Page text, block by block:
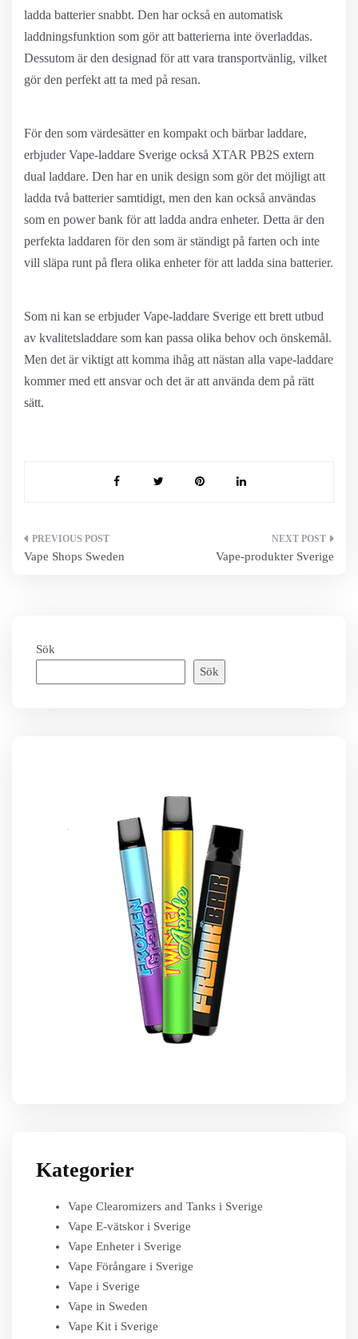
ladda batterier snabbt. Den har också en automatisk
laddningsfunktion som gör att batterierna inte överladdas.
Dessutom är den designad för att vara transportvänlig, vilket
gör den perfekt att ta med på resan.
För den som värdesätter en kompakt och bärbar laddare,
erbjuder Vape-laddare Sverige också XTAR PB2S extern
dual laddare. Den har en unik design som gör det möjligt att
ladda två batterier samtidigt, men den kan också användas
som en power bank för att ladda andra enheter. Detta är den
perfekta laddaren för den som är ständigt på farten och inte
vill släpa runt på flera olika enheter för att ladda sina batterier.
Som ni kan se erbjuder Vape-laddare Sverige ett brett utbud
av kvalitetsladdare som kan passa olika behov och önskemål.
Men det är viktigt att komma ihåg att nästan alla vape-laddare
kommer med ett ansvar och det är att använda dem på rätt
sätt.
Inläggsnavigering
Vape Shops Sweden Vape-produkter Sverige
Sök
Sök
Kategorier
Vape Clearomizers and Tanks i Sverige
Vape E-vätskor i Sverige
Vape Enheter i Sverige
Vape Förångare i Sverige
Vape i Sverige
Vape in Sweden
Vape Kit i Sverige